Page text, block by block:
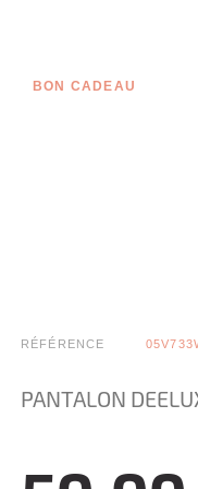
BON CADEAU
RÉFÉRENCE
PANTALON